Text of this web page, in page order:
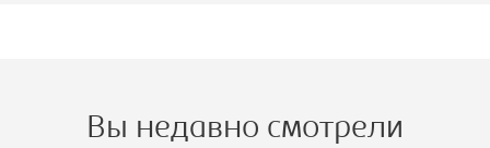
Вы недавно смотрели